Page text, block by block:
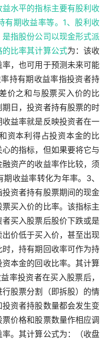
水平的指标主要有股利收
有期收益率等。1、股利收
指股份公司以现金形式派
的比率其计算公式为：该收
，也可用于预测未来可能
持有期收益率指投资者持
价之和与股票买入价的比
日，投资者持有股票的时
益率就是反映投资者在一
资本利得占投资本金的比
的指标，但如果要将它与
资产的收益率作比较，须
收益率转化为年率。3、
资者持有股票期间的现金
买入价的比率。该指标主
买入股票后股价下跌或是
价低于买入价，甚至出现
，持有期回收率可作为持
本金的回收比率。其计算
率投资者在买入股票后，
股票分割（即拆股）的情
资者持股数量都会发生变
价格和股票数量作相应调
。其计算公式为：（收盘